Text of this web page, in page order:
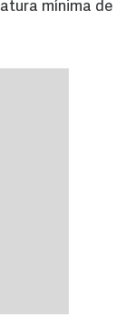
mínima de